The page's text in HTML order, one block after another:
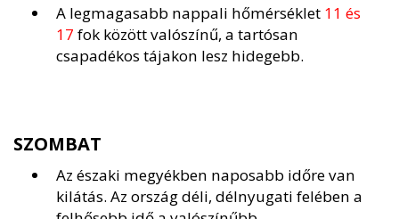
A legmagasabb nappali hőmérséklet 11 és
17 fok között valószínű, a tartósan
csapadékos tájakon lesz hidegebb.
SZOMBAT
Az északi megyékben naposabb időre van
kilátás. Az ország déli, délnyugati felében a